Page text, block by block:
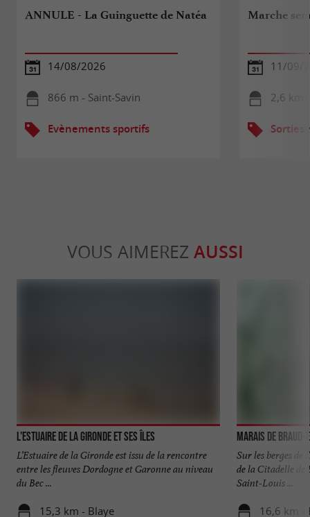
ANNULE - La Guinguette de Natéa
14/08/2026
866 m - Saint-Savin
Evènements sportifs
Marche
11/09/
2,6 km
Sorties
VOUS AIMEREZ AUSSI
L'Estuaire de la Gironde et ses îles
L’Estuaire de la Gironde est issu de la rencontre
entre les fleuves Dordogne et Garonne au niveau
du Bec ...
15,3 km - Blaye
Marais de Braud-
Sur les berges de
de la Citadelle
Saint-Louis ...
16,6 km -